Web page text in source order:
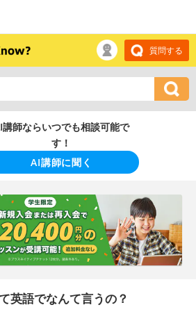
質問する
講師ならいつでも相談可能で
す！
AI講師に聞く
英語でなんて言うの？